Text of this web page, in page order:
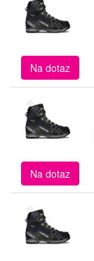
Na dotaz
Na dotaz